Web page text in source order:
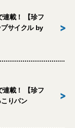
連載！ 【珍フ
サイクル by
>
連載！ 【珍フ
りパン
>